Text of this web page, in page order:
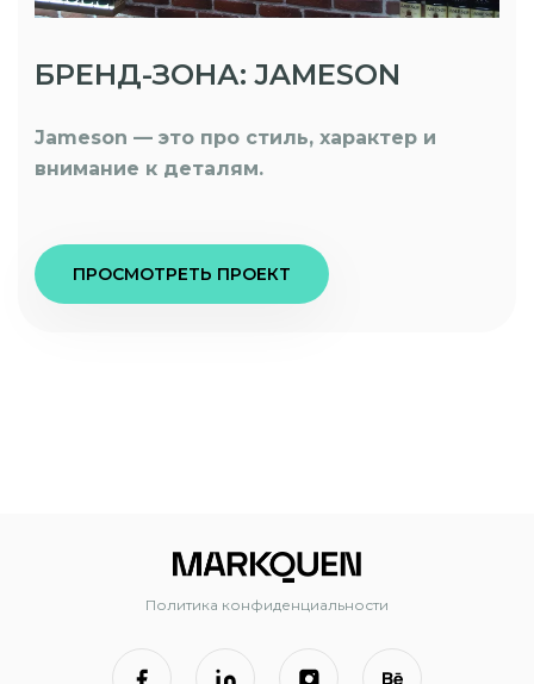
БРЕНД-ЗОНА: JAMESON
Jameson — это про стиль, характер и
внимание к деталям.
ПРОСМОТРЕТЬ ПРОЕКТ
Политика конфиденциальности